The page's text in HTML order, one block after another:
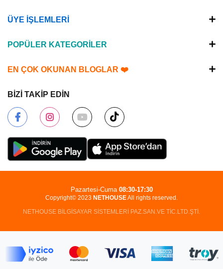
ÜYE İŞLEMLERİ
POPÜLER KATEGORİLER
EN ÇOK OKUNAN BLOGLAR ❤️
BİZİ TAKİP EDİN
Copyright© 2023 NETHOUSEAll rights reserved.
NETHOUSE BİLGİSAYAR SİSTEMLERİ PAZ.SAN.VE TİC.LTD.ŞTİ.
Pazartesi-Cuma 08:30-17:30